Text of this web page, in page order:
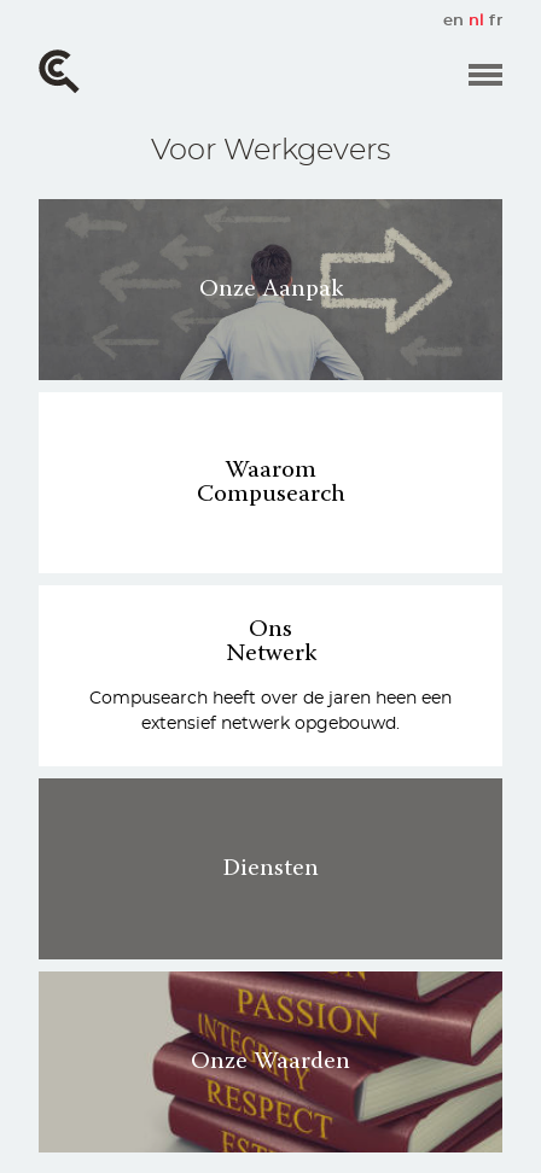
naar
en nl fr
Voor Werkgevers
Onze Aanpak
Waarom
Compusearch
Ons
Netwerk
Compusearch heeft over de jaren heen een
extensief netwerk opgebouwd.
Diensten
Onze Waarden